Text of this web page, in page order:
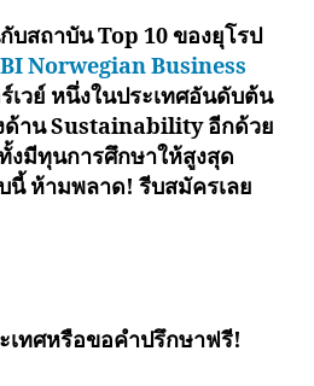
บสถาบัน Top 10 ของยุโรป
BI Norwegian Business
เวย์ หนึ่งในประเทศอันดับต้น
ด้าน Sustainability อีกด้วย
มีทุนการศึกษาให้สูงสุด
นี้ ห้ามพลาด! รีบสมัครเลย
เทศหรือขอคำปรึกษาฟรี!